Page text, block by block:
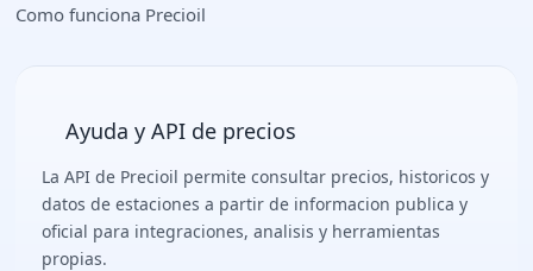
Como funciona Precioil
Ayuda y API de precios
La API de Precioil permite consultar precios, historicos y
datos de estaciones a partir de informacion publica y
oficial para integraciones, analisis y herramientas
propias.